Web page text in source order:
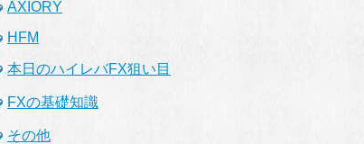
AXIORY
HFM
本日のハイレバFX狙い目
FXの基礎知識
その他